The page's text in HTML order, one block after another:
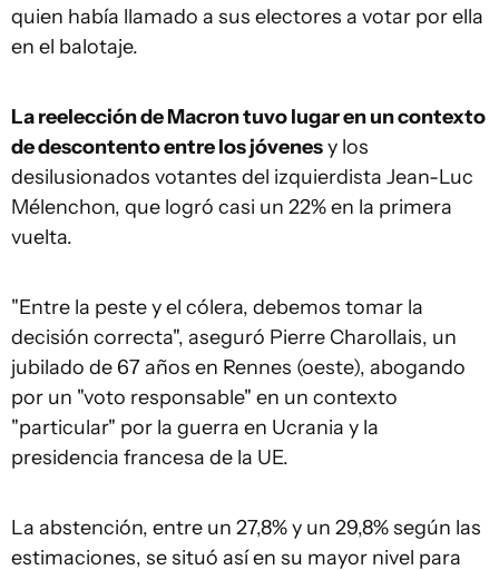
quien había llamado a sus electores a votar por ella
en el balotaje.
La reelección de Macron tuvo lugar en un contexto
de descontento entre los jóvenesy los
desilusionados votantes del izquierdista Jean-Luc
Mélenchon, que logró casi un 22% en la primera
vuelta.
"Entre la peste y el cólera, debemos tomar la
decisión correcta", aseguró Pierre Charollais, un
jubilado de 67 años en Rennes (oeste), abogando
por un "voto responsable" en un contexto
"particular" por la guerra en Ucrania y la
presidencia francesa de la UE.
La abstención, entre un 27,8% y un 29,8% según las
estimaciones, se situó así en su mayor nivel para